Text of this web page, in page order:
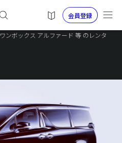
会員登録
ワンボックス アルファード 等 のレンタ